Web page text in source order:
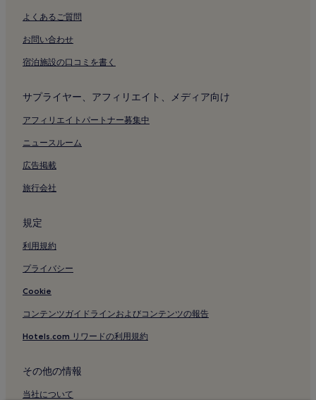
よくあるご質問
お問い合わせ
宿泊施設の口コミを書く
サプライヤー、アフィリエイト、メディア向け
アフィリエイトパートナー募集中
ニュースルーム
広告掲載
旅行会社
規定
利用規約
プライバシー
Cookie
コンテンツガイドラインおよびコンテンツの報告
Hotels.com リワードの利用規約
その他の情報
当社について